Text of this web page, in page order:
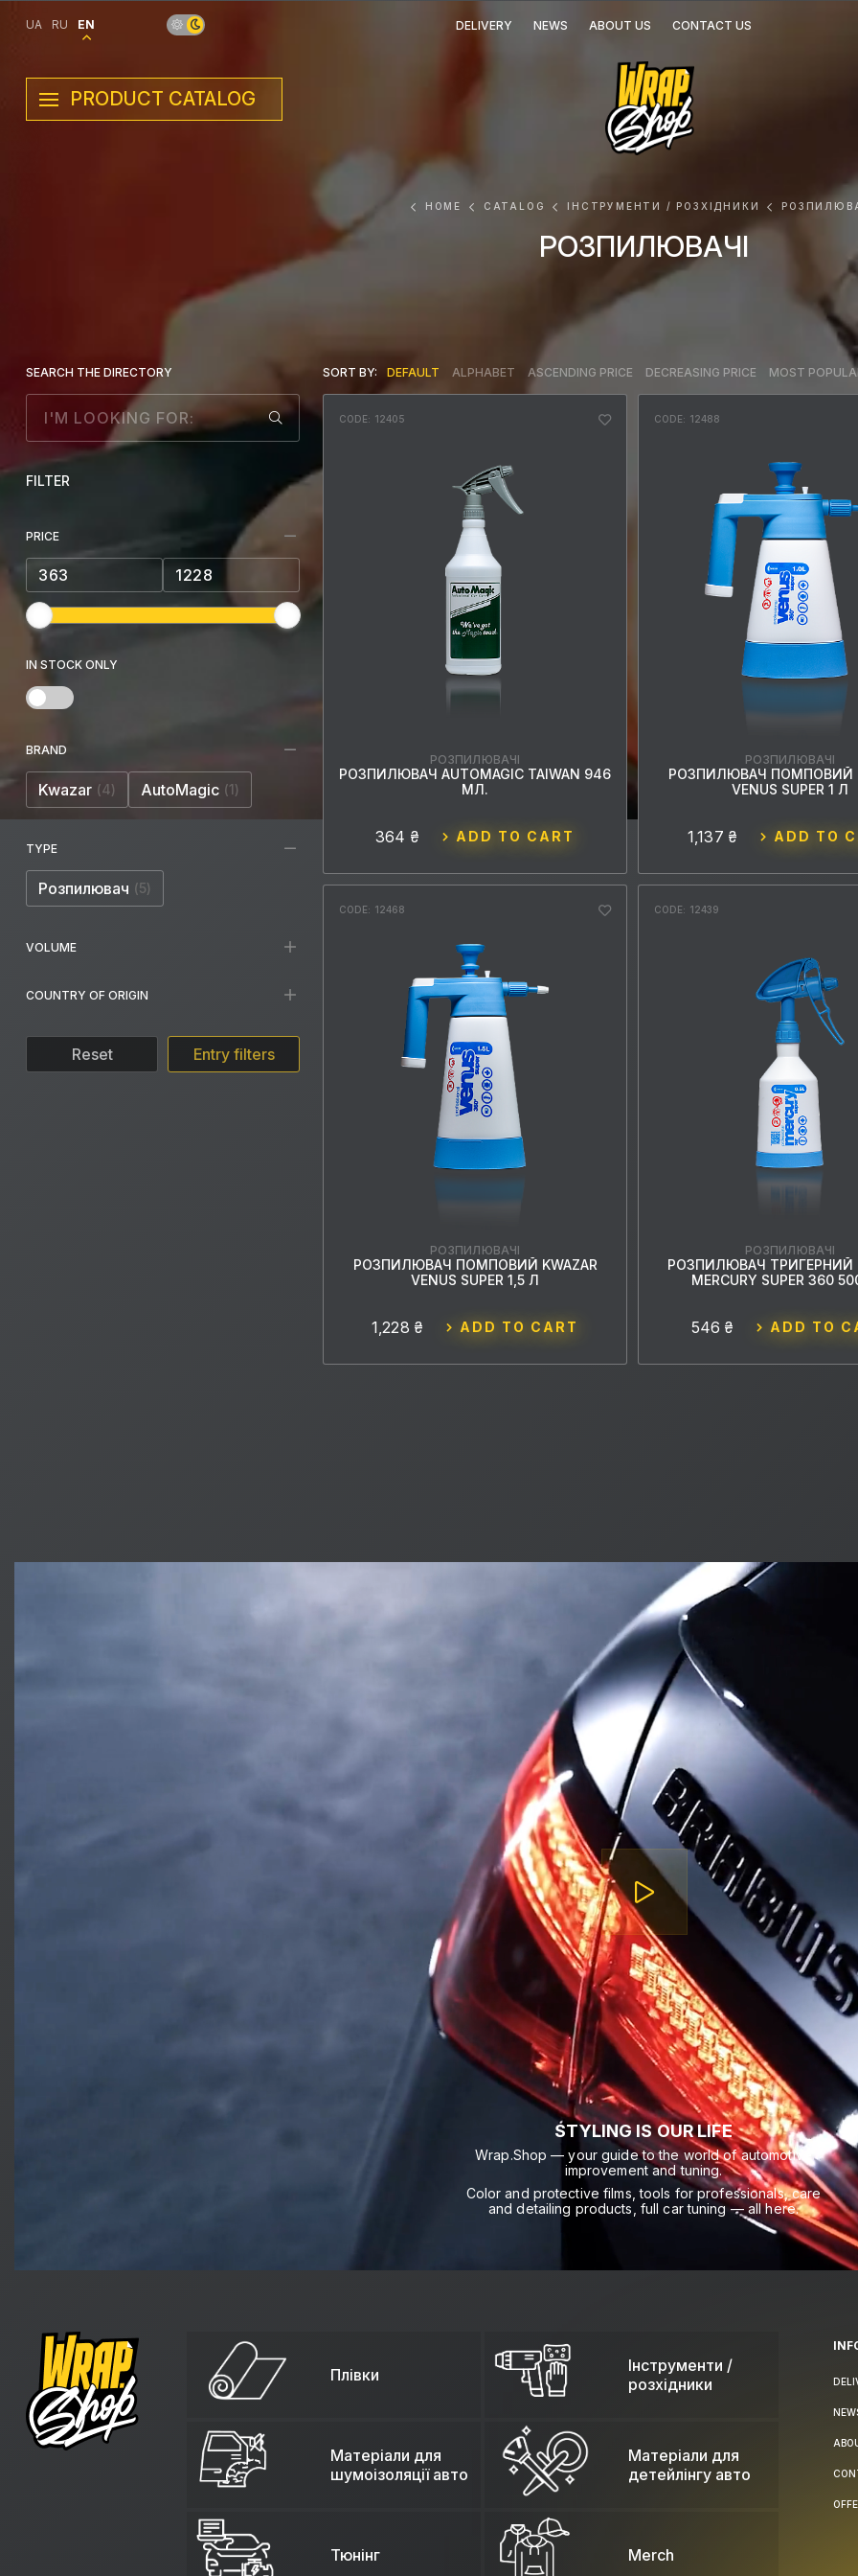
UA RU EN DELIVERY NEWS ABOUT US CONTACT US
PRODUCT CATALOG
HOME CATALOG ІНСТРУМЕНТИ / РОЗХІДНИКИ
РОЗПИЛЮВАЧІ
SEARCH THE DIRECTORY
FILTER
PRICE
IN STOCK ONLY
BRAND
Kwazar 4 AutoMagic 1
TYPE
Розпилювач 5
VOLUME
COUNTRY OF ORIGIN
Reset Entry filters
SORT BY: DEFAULT ALPHABET ASCENDING PRICE DECREASING PRICE MOST
CODE: 12405
РОЗПИЛЮВАЧІ
РОЗПИЛЮВАЧ AUTOMAGIC TAIWAN 946
МЛ.
364 ₴ ADD TO CART
CODE: 12488
РОЗПИЛЮВАЧІ
РОЗПИЛЮВАЧ ПОМПОВИЙ
VENUS SUPER 1 Л
1,137 ₴ ADD TO
CODE: 12468
РОЗПИЛЮВАЧІ
РОЗПИЛЮВАЧ ПОМПОВИЙ KWAZAR
VENUS SUPER 1,5 Л
1,228 ₴ ADD TO CART
CODE: 12439
РОЗПИЛЮВАЧІ
РОЗПИЛЮВАЧ ТРИГЕРНИЙ
MERCURY SUPER 360
546 ₴ ADD TO
STYLING IS OUR LIFE
Wrap.Shop — your guide to the world of automotive
improvement and tuning.
Color and protective films, tools for professionals, care
and detailing products, full car tuning — all here.
Плівки
Інструменти /
розхідники
Матеріали для
шумоізоляції авто
Матеріали для
детейлінгу авто
Тюнінг Merch